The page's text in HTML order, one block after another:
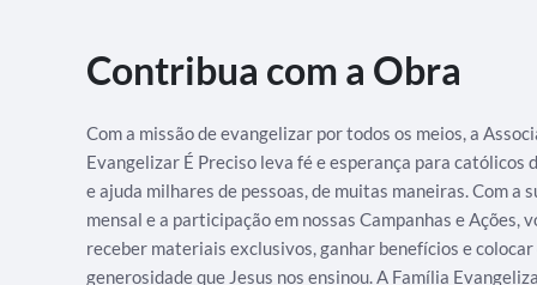
Contribua com a Obra
Com a missão de evangelizar por todos os meios, a
Evangelizar É Preciso leva fé e esperança para católicos
e ajuda milhares de pessoas, de muitas maneiras. Com a
mensal e a participação em nossas Campanhas e Ações,
receber materiais exclusivos, ganhar benefícios e
generosidade que Jesus nos ensinou. A Família